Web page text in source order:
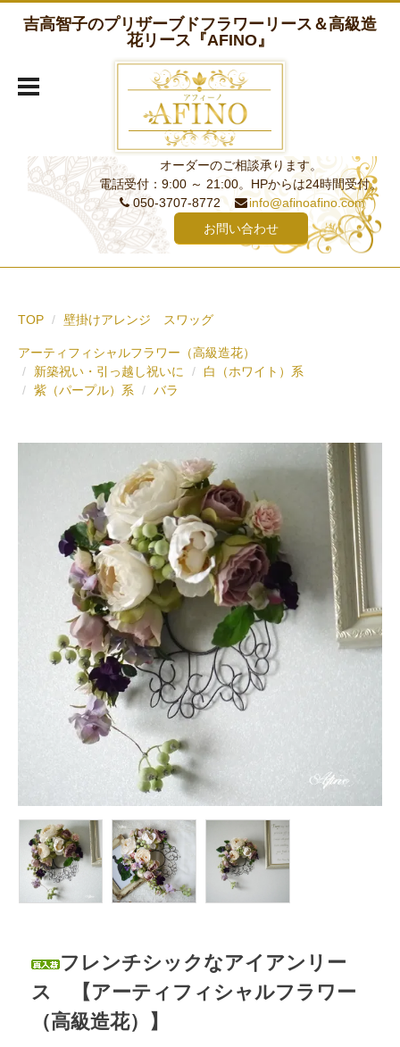
吉高智子のプリザーブドフラワーリース＆高級造
花リース『AFINO』
オーダーのご相談承ります。
電話受付：9:00 ～ 21:00。HPからは24時間受付。
050-3707-8772
info@afinoafino.com
お問い合わせ
TOP 壁掛けアレンジ スワッグ
アーティフィシャルフラワー（高級造花）
新築祝い・引っ越し祝いに
白（ホワイト）系
紫（パープル）系
バラ
フレンチシックなアイアンリー
ス 【アーティフィシャルフラワー
（高級造花）】